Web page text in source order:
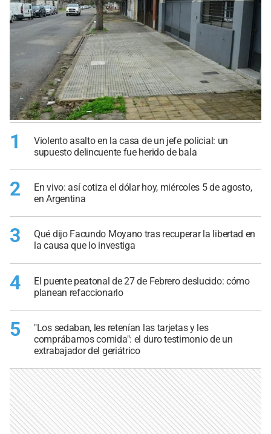
1
Violento asalto en la casa de un jefe policial: un
supuesto delincuente fue herido de bala
2
En vivo: así cotiza el dólar hoy, miércoles 5 de agosto,
en Argentina
3
Qué dijo Facundo Moyano tras recuperar la libertad en
la causa que lo investiga
4
El puente peatonal de 27 de Febrero deslucido: cómo
planean refaccionarlo
5
"Los sedaban, les retenían las tarjetas y les
comprábamos comida": el duro testimonio de un
extrabajador del geriátrico